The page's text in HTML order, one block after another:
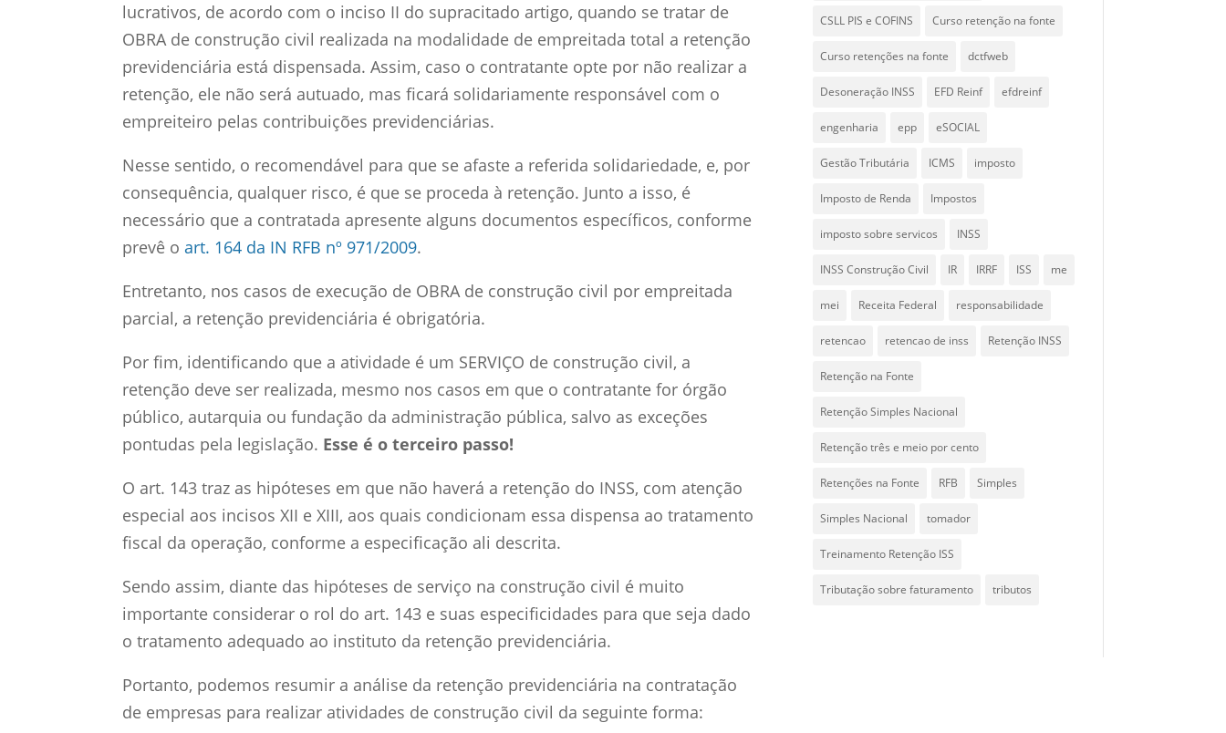
lucrativos, de acordo com o inciso II do supracitado artigo, quando se tratar de
OBRA de construção civil realizada na modalidade de empreitada total a retenção
previdenciária está dispensada. Assim, caso o contratante opte por não realizar a
retenção, ele não será autuado, mas ficará solidariamente responsável com o
empreiteiro pelas contribuições previdenciárias.
Nesse sentido, o recomendável para que se afaste a referida solidariedade, e, por
consequência, qualquer risco, é que se proceda à retenção. Junto a isso, é
necessário que a contratada apresente alguns documentos específicos, conforme
prevê o art. 164 da IN RFB nº 971/2009.
Entretanto, nos casos de execução de OBRA de construção civil por empreitada
parcial, a retenção previdenciária é obrigatória.
Por fim, identificando que a atividade é um SERVIÇO de construção civil, a
retenção deve ser realizada, mesmo nos casos em que o contratante for órgão
público, autarquia ou fundação da administração pública, salvo as exceções
pontudas pela legislação. Esse é o terceiro passo!
O art. 143 traz as hipóteses em que não haverá a retenção do INSS, com atenção
especial aos incisos XII e XIII, aos quais condicionam essa dispensa ao tratamento
fiscal da operação, conforme a especificação ali descrita.
Sendo assim, diante das hipóteses de serviço na construção civil é muito
importante considerar o rol do art. 143 e suas especificidades para que seja dado
o tratamento adequado ao instituto da retenção previdenciária.
Portanto, podemos resumir a análise da retenção previdenciária na contratação
de empresas para realizar atividades de construção civil da seguinte forma:
CSLL PIS e COFINS Curso retenção na fonte
Curso retenções na fonte dctfweb
Desoneração INSS EFD Reinf efdreinf
engenharia epp eSOCIAL
Gestão Tributária ICMS imposto
Imposto de Renda Impostos
imposto sobre servicos INSS
INSS Construção Civil IR IRRF ISS me
mei Receita Federal responsabilidade
retencao retencao de inss Retenção INSS
Retenção na Fonte
Retenção Simples Nacional
Retenção três e meio por cento
Retenções na Fonte RFB Simples
Simples Nacional tomador
Treinamento Retenção ISS
Tributação sobre faturamento tributos